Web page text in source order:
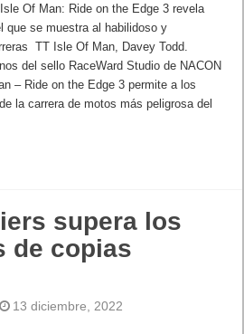
Of Man: Ride on the Edge 3 revela
que se muestra al habilidoso y
TT Isle Of Man, Davey Todd.
del sello RaceWard Studio de NACON
– Ride on the Edge 3 permite a los
la carrera de motos más peligrosa del
supera los
de copias
13 diciembre, 2022